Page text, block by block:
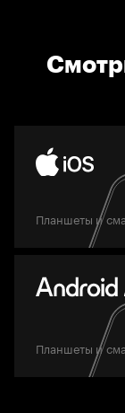
Планшеты и
Планшеты и